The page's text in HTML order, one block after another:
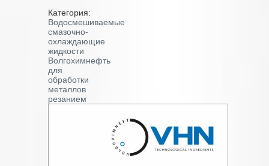
Категория:
Водосмешиваемые
смазочно-
охлаждающие
жидкости
Волгохимнефть
для
обработки
металлов
резанием